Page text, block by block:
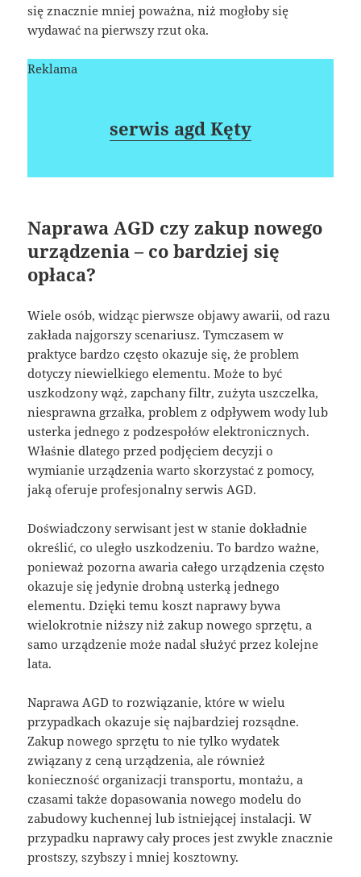
się znacznie mniej poważna, niż mogłoby się
wydawać na pierwszy rzut oka.
Reklama
serwis agd Kęty
Naprawa AGD czy zakup nowego
urządzenia – co bardziej się
opłaca?
Wiele osób, widząc pierwsze objawy awarii, od razu
zakłada najgorszy scenariusz. Tymczasem w
praktyce bardzo często okazuje się, że problem
dotyczy niewielkiego elementu. Może to być
uszkodzony wąż, zapchany filtr, zużyta uszczelka,
niesprawna grzałka, problem z odpływem wody lub
usterka jednego z podzespołów elektronicznych.
Właśnie dlatego przed podjęciem decyzji o
wymianie urządzenia warto skorzystać z pomocy,
jaką oferuje profesjonalny serwis AGD.
Doświadczony serwisant jest w stanie dokładnie
określić, co uległo uszkodzeniu. To bardzo ważne,
ponieważ pozorna awaria całego urządzenia często
okazuje się jedynie drobną usterką jednego
elementu. Dzięki temu koszt naprawy bywa
wielokrotnie niższy niż zakup nowego sprzętu, a
samo urządzenie może nadal służyć przez kolejne
lata.
Naprawa AGD to rozwiązanie, które w wielu
przypadkach okazuje się najbardziej rozsądne.
Zakup nowego sprzętu to nie tylko wydatek
związany z ceną urządzenia, ale również
konieczność organizacji transportu, montażu, a
czasami także dopasowania nowego modelu do
zabudowy kuchennej lub istniejącej instalacji. W
przypadku naprawy cały proces jest zwykle znacznie
prostszy, szybszy i mniej kosztowny.